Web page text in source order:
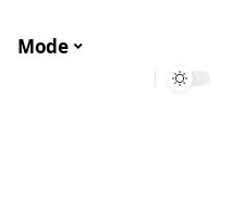
Mode